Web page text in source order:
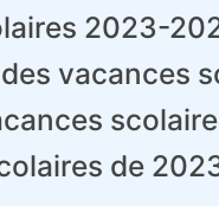
2023-
vacances
de